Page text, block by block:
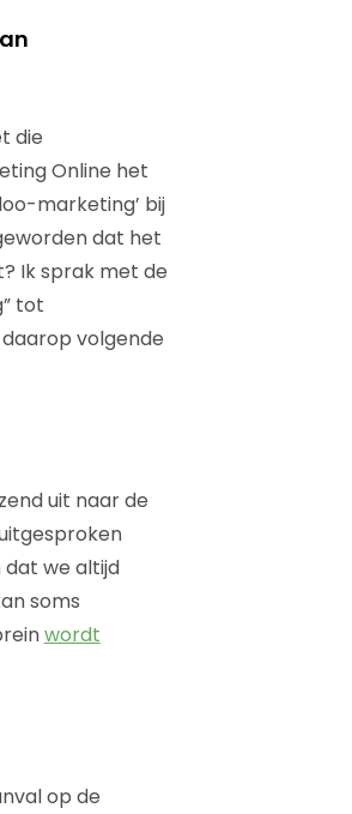
die
Online het
marketing’ bij
dat het
Ik sprak met de
tot
volgende
uit naar de
we altijd
soms
wordt
op de